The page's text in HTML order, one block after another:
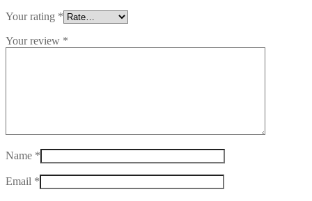
Your rating *
Your review *
Name *
Email *